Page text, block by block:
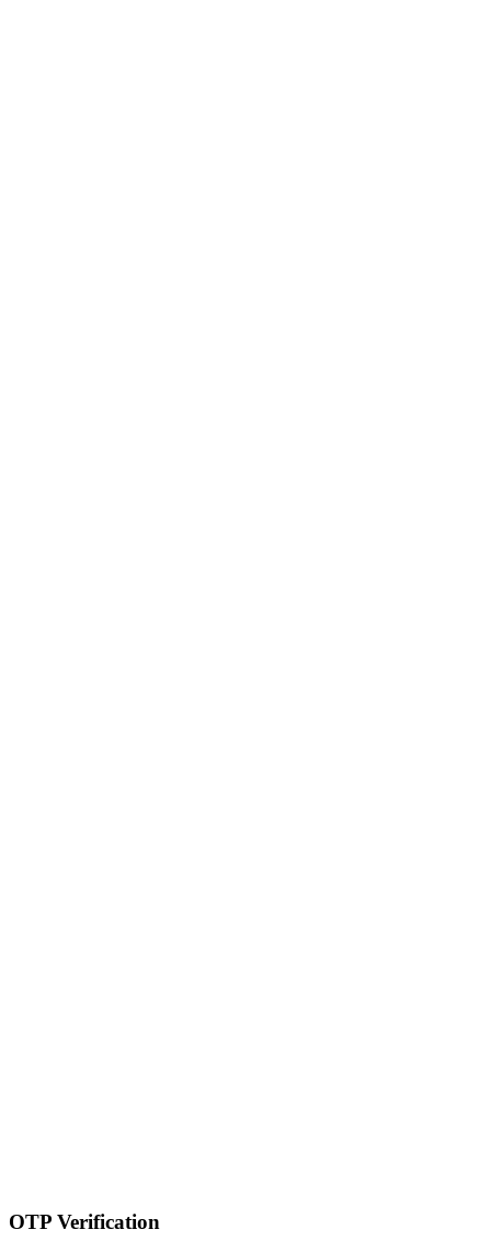
OTP Verification